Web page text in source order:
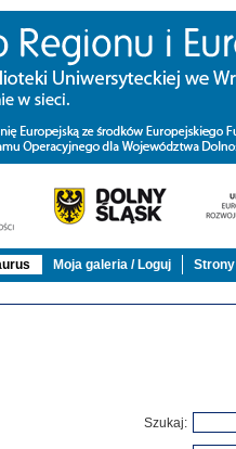
Moja galeria / Loguj Strony
Szukaj: